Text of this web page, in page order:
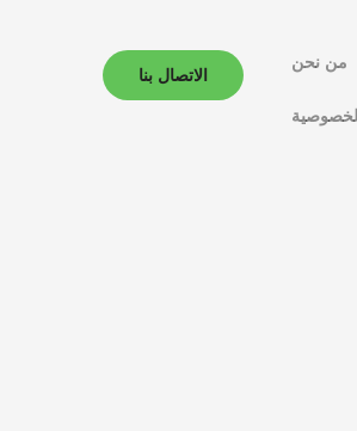
من نحن
الاتصال بنا